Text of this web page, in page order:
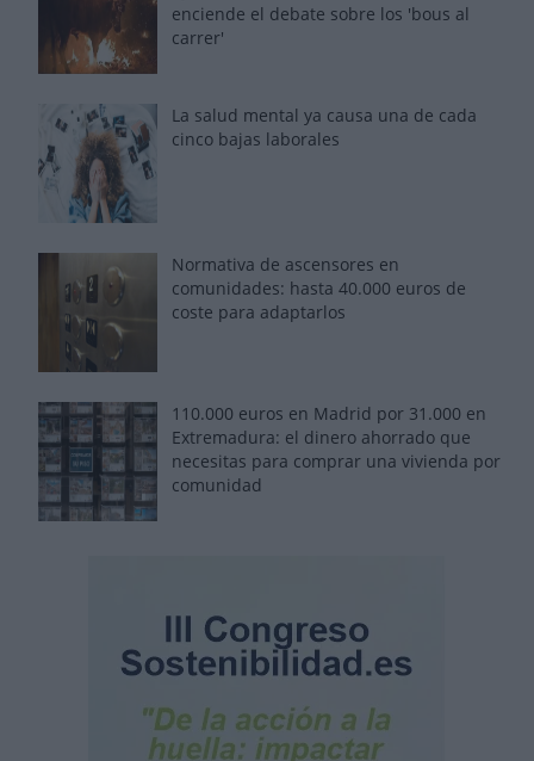
enciende el debate sobre los 'bous al
carrer'
La salud mental ya causa una de cada
cinco bajas laborales
Normativa de ascensores en
comunidades: hasta 40.000 euros de
coste para adaptarlos
110.000 euros en Madrid por 31.000 en
Extremadura: el dinero ahorrado que
necesitas para comprar una vivienda por
comunidad